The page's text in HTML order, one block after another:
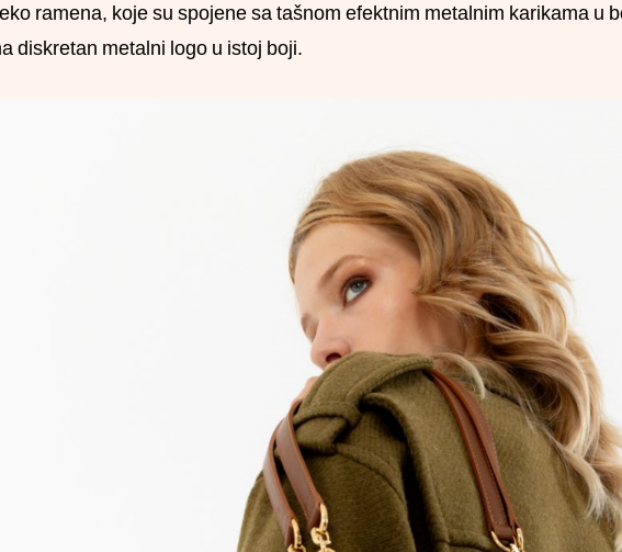
ramena, koje su spojene sa tašnom efektnim metalnim karikama u
diskretan metalni logo u istoj boji.